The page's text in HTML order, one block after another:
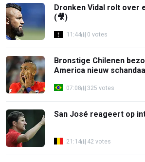
Dronken Vidal rolt over
(🎥)
11:44 0 votes
Bronstige Chilenen
America nieuw schandaal
07:08 325 votes
San José reageert op
21:14 42 votes